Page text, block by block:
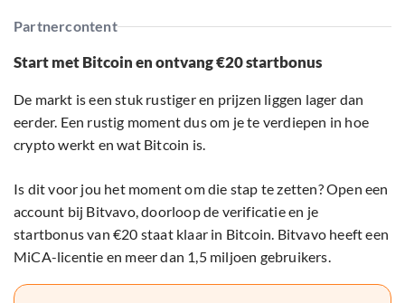
Partnercontent
Start met Bitcoin en ontvang €20 startbonus
De markt is een stuk rustiger en prijzen liggen lager dan
eerder. Een rustig moment dus om je te verdiepen in hoe
crypto werkt en wat Bitcoin is.
Is dit voor jou het moment om die stap te zetten? Open een
account bij Bitvavo, doorloop de verificatie en je
startbonus van €20 staat klaar in Bitcoin. Bitvavo heeft een
MiCA-licentie en meer dan 1,5 miljoen gebruikers.